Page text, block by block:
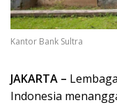
Kantor Bank Sultra
JAKARTA –
Indonesia